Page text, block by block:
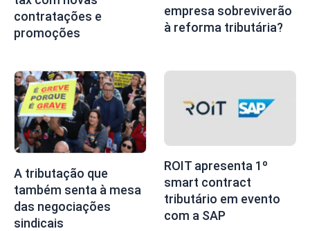
contratações e
promoções
empresa sobreviverão
à reforma tributária?
A tributação que
também senta à mesa
das negociações
sindicais
ROIT apresenta 1º
smart contract
tributário em evento
com a SAP